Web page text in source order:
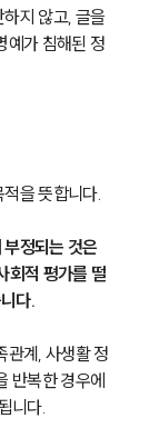
지 않고, 글을
예가 침해된 정
을 뜻합니다.
정되는 것은
회적 평가를 떨
다.
관계, 사생활 정
반복한 경우에
니다.